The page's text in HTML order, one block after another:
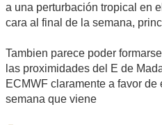
a una perturbación tropical en
cara al final de la semana,
Tambien parece poder
las proximidades del E de
ECMWF claramente a favor
semana que viene